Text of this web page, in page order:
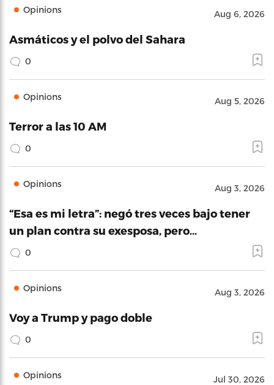
Opinions Aug 6, 2026
Asmáticos y el polvo del Sahara
0
Opinions Aug 5, 2026
Terror a las 10 AM
0
Opinions Aug 3, 2026
“Esa es mi letra”: negó tres veces bajo tener
un plan contra su exesposa, pero…
0
Opinions Aug 3, 2026
Voy a Trump y pago doble
0
Opinions Jul 30, 2026